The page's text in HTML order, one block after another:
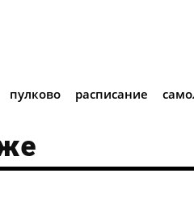
пулково расписание